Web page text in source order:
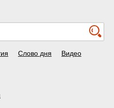
Слово дня Видео